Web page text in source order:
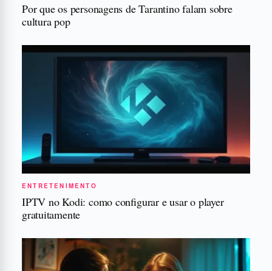
Por que os personagens de Tarantino falam sobre
cultura pop
ENTRETENIMENTO
IPTV no Kodi: como configurar e usar o player
gratuitamente